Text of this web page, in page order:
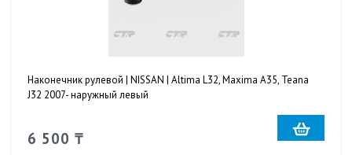
Наконечник рулевой | NISSAN | Altima L32, Maxima A35, Teana
J32 2007- наружный левый
6 500 ₸